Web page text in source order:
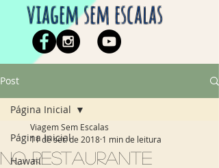
viagem sem escalas
Post
Página Inicial
Hawaii
Página Inicial
No restaurante
Viagem Sem Escalas
11 de set. de 2018 1 min de leitura